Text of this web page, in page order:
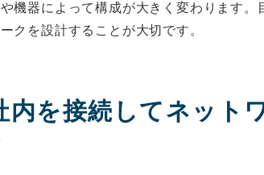
機器によって構成が大きく変わります
クを設計することが大切です。
内を接続してネット